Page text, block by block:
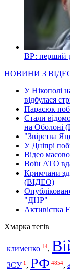
ВР: перший
НОВИНИ З
У Нікополі
відбулася
Парасюк
Стали
на Оболоні
"Звірства
У Дніпрі
Відео
Воїн АТО
Кримчани
(ВІДЕО)
"ДНР"
Активістка
Хмарка тегів
клименко 14,
ЗСУ 1 , РФ 4854,